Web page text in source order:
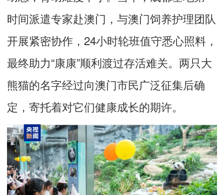
时间派遣专家赴澳门，与澳门饲养护理团队
开展紧密协作，24小时轮班值守悉心照料，
最终助力“康康”顺利渡过存活难关。两只大
熊猫的名字经过向澳门市民广泛征集后确
定，寄托着对它们健康成长的期许。